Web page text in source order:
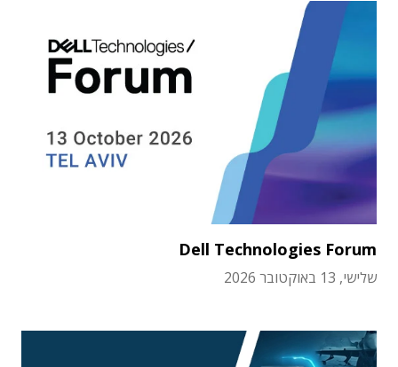
Dell Technologies Forum
שלישי, 13 באוקטובר 2026